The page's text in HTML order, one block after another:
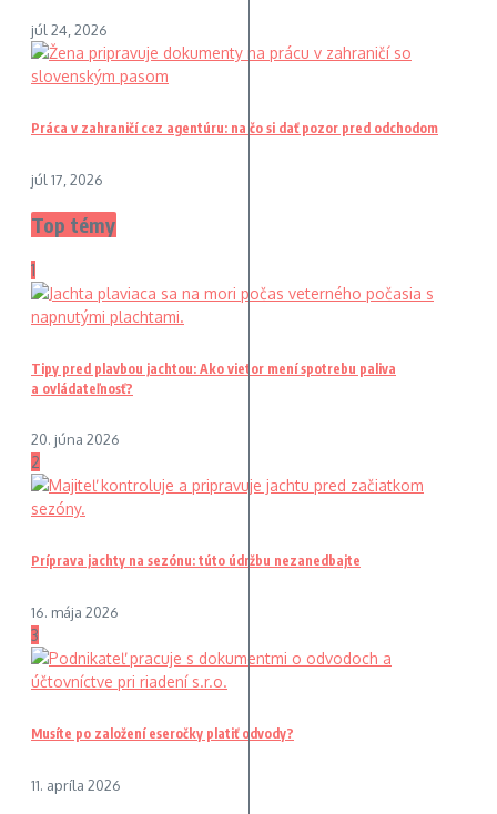
júl 24, 2026
Práca v zahraničí cez agentúru: na čo si dať pozor pred odchodom
júl 17, 2026
Top témy
1
Tipy pred plavbou jachtou: Ako vietor mení spotrebu paliva
a ovládateľnosť?
20. júna 2026
2
Príprava jachty na sezónu: túto údržbu nezanedbajte
16. mája 2026
3
Musíte po založení eseročky platiť odvody?
11. apríla 2026